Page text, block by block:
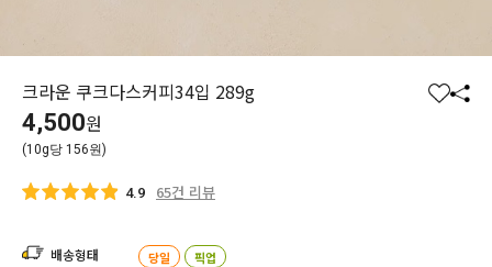
크라운 쿠크다스커피34입 289g
찜 공
4,500원
(10g당 156원)
4.9 65건 리뷰
배송형태 당일 픽업